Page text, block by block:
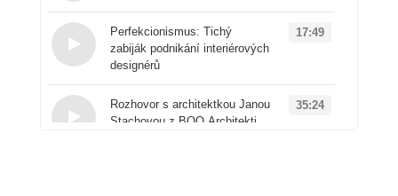
Loading...
Perfekcionismus: Tichý
zabiják podnikání interiérových
designérů
17:49
Rozhovor s architektkou Janou
Stachovou z BOQ Architekti
35:24